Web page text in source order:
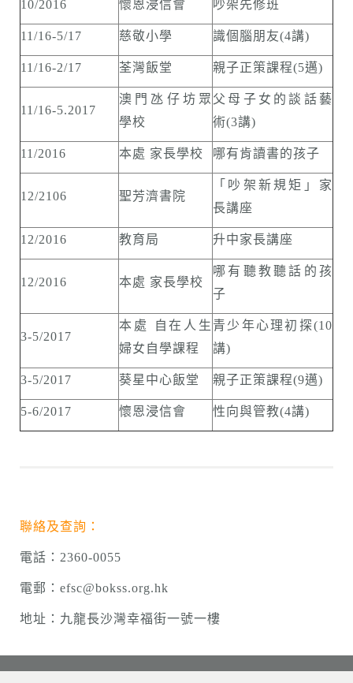
10/2016 懷恩浸信會 吵架先修班
11/16-5/17 慈敬小學 識個腦朋友(4講)
11/16-2/17 荃灣飯堂 親子正策課程(5邁)
11/16-5.2017
澳門氹仔坊眾
學校
父母子女的談話藝
術(3講)
11/2016 本處 家長學校 哪有肯讀書的孩子
12/2106 聖芳濟書院
「吵架新規矩」家
長講座
12/2016 教育局 升中家長講座
12/2016 本處 家長學校
哪有聽教聽話的孩
子
3-5/2017
本處 自在人生
婦女自學課程
青少年心理初探(10
講)
3-5/2017 葵星中心飯堂 親子正策課程(9邁)
5-6/2017 懷恩浸信會 性向與管教(4講)
聯絡及查詢：
電話：2360-0055
電郵：efsc@bokss.org.hk
地址：九龍長沙灣幸福街一號一樓